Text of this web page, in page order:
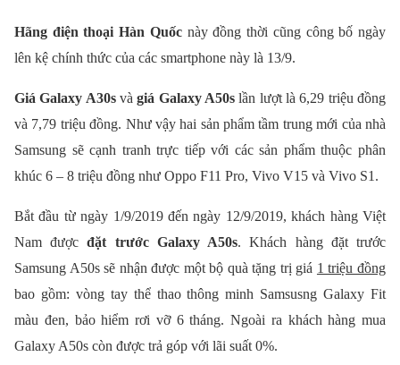
Hãng điện thoại Hàn Quốcnày đồng thời cũng công bố ngày
lên kệ chính thức của các smartphone này là 13/9.
Giá Galaxy A30svàgiá Galaxy A50s lần lượt là 6,29 triệu đồng
và 7,79 triệu đồng. Như vậy hai sản phẩm tầm trung mới của nhà
Samsung sẽ cạnh tranh trực tiếp với các sản phẩm thuộc phân
khúc 6 – 8 triệu đồng như Oppo F11 Pro, Vivo V15 và Vivo S1.
Bắt đầu từ ngày 1/9/2019 đến ngày 12/9/2019, khách hàng Việt
Nam đượcđặt trước Galaxy A50s. Khách hàng đặt trước
Samsung A50s sẽ nhận được một bộ quà tặng trị giá 1 triệu đồng
bao gồm: vòng tay thể thao thông minh Samsusng Galaxy Fit
màu đen, bảo hiểm rơi vỡ 6 tháng. Ngoài ra khách hàng mua
Galaxy A50s còn được trả góp với lãi suất 0%.